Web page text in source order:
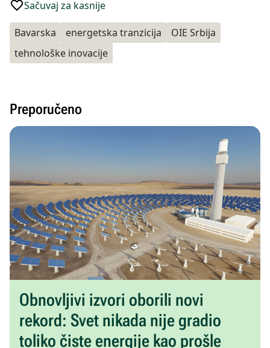
Sačuvaj za kasnije
Bavarska energetska tranzicija
OIE Srbija
tehnološke inovacije
Preporučeno
Obnovljivi izvori oborili novi
rekord: Svet nikada nije gradio
toliko čiste energije kao prošle